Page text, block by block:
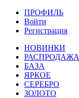
ПРОФИЛЬ
Войти
Регистрация
НОВИНКИ
РАСПРОДАЖА
БАЗА
ЯРКОЕ
СЕРЕБРО
ЗОЛОТО